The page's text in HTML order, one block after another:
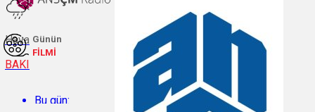
Hava
BAKI
Bu gün:
Günün
FİLMİ